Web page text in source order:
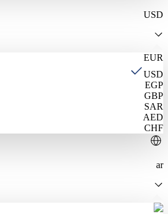
USD
EUR
USD
EGP
GBP
SAR
AED
CHF
ar